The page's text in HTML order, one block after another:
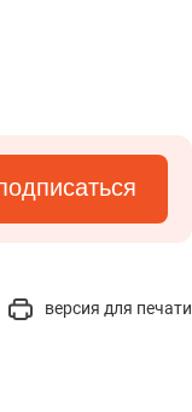
версия для печати